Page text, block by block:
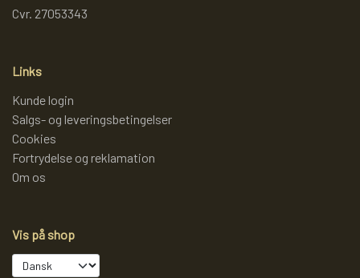
Cvr. 27053343
Links
Kunde login
Salgs- og leveringsbetingelser
Cookies
Fortrydelse og reklamation
Om os
Vis på shop